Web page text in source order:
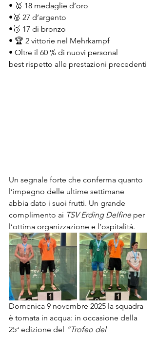
• 🥇 18 medaglie d’oro
•🥈 27 d’argento
•🥉 17 di bronzo
• 🏆 2 vittorie nel Mehrkampf
• Oltre il 60 % di nuovi personal
best rispetto alle prestazioni precedenti
Un segnale forte che conferma quanto
l’impegno delle ultime settimane
abbia dato i suoi frutti. Un grande
complimento ai TSV Erding Delfine per
l’ottima organizzazione e l’ospitalità.
Domenica 9 novembre 2025 la squadra
è tornata in acqua: in occasione della
25ª edizione del “Trofeo del